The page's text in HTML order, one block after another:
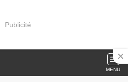
Publicité
MENU